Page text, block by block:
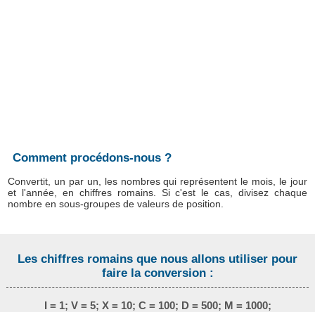
Comment procédons-nous ?
Convertit, un par un, les nombres qui représentent le mois, le jour
et l'année, en chiffres romains. Si c'est le cas, divisez chaque
nombre en sous-groupes de valeurs de position.
Les chiffres romains que nous allons utiliser pour
faire la conversion :
I = 1; V = 5; X = 10; C = 100; D = 500; M = 1000;